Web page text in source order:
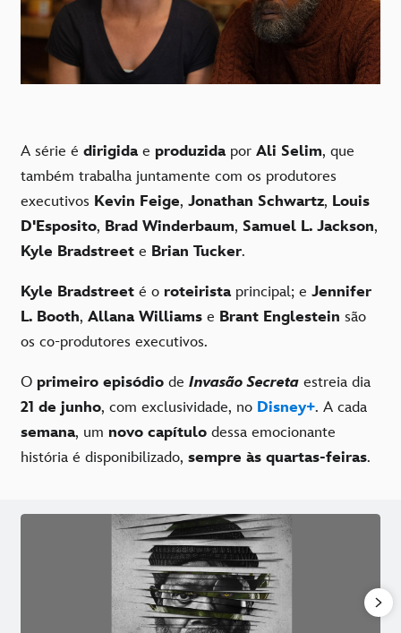
A série é dirigida e produzida por Ali Selim, que
também trabalha juntamente com os produtores
executivos Kevin Feige, Jonathan Schwartz, Louis
D'Esposito, Brad Winderbaum, Samuel L. Jackson,
Kyle Bradstreet e Brian Tucker.
Kyle Bradstreet é o roteirista principal; e Jennifer
L. Booth, Allana Williams e Brant Englestein são
os co-produtores executivos.
O primeiro episódio de Invasão Secreta estreia dia
21 de junho, com exclusividade, no Disney+. A cada
semana, um novo capítulo dessa emocionante
história é disponibilizado, sempre às quartas-feiras.